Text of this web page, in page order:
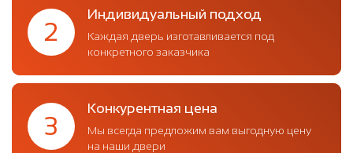
2
Индивидуальный подход
Каждая дверь изготавливается под
конкретного заказчика
3
Конкурентная цена
Мы всегда предложим вам выгодную цену
на наши двери